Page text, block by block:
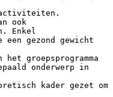
ook
Enkel
een gezond gewicht
groepsprogramma
onderwerp in
kader gezet om